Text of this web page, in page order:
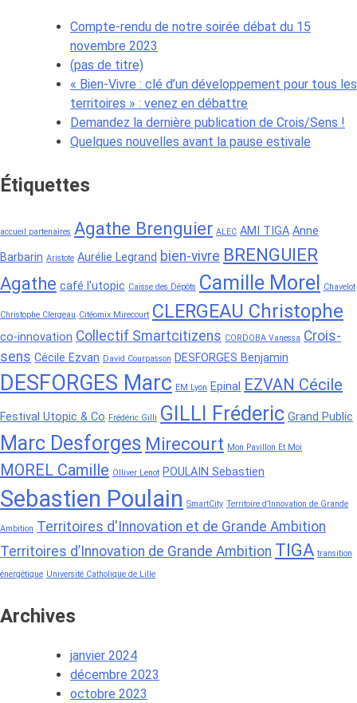
Compte-rendu de notre soirée débat du 15
novembre 2023
(pas de titre)
« Bien-Vivre : clé d’un développement pour tous les
territoires » : venez en débattre
Demandez la dernière publication de Crois/Sens !
Quelques nouvelles avant la pause estivale
Étiquettes
accueil partenaires Agathe Brenguier ALEC AMI TIGA Anne
Barbarin Aristote Aurélie Legrand bien-vivre BRENGUIER
Agathe café l'utopic Caisse des Dépôts Camille Morel Chavelot
Christophe Clergeau Citéomix Mirecourt CLERGEAU Christophe
co-innovation Collectif Smartcitizens CORDOBA Vanessa Crois-
sens Cécile Ezvan David Courpasson DESFORGES Benjamin
DESFORGES Marc EM Lyon Epinal EZVAN Cécile
Festival Utopic & Co Frédéric Gilli GILLI Fréderic Grand Public
Marc Desforges Mirecourt Mon Pavillon Et Moi
MOREL Camille Olliver Lenot POULAIN Sebastien
Sebastien Poulain SmartCity Territoire d’Innovation de Grande
Ambition Territoires d'Innovation et de Grande Ambition
Territoires d’Innovation de Grande Ambition TIGA transition
énergétique Université Catholique de Lille
Archives
janvier 2024
décembre 2023
octobre 2023